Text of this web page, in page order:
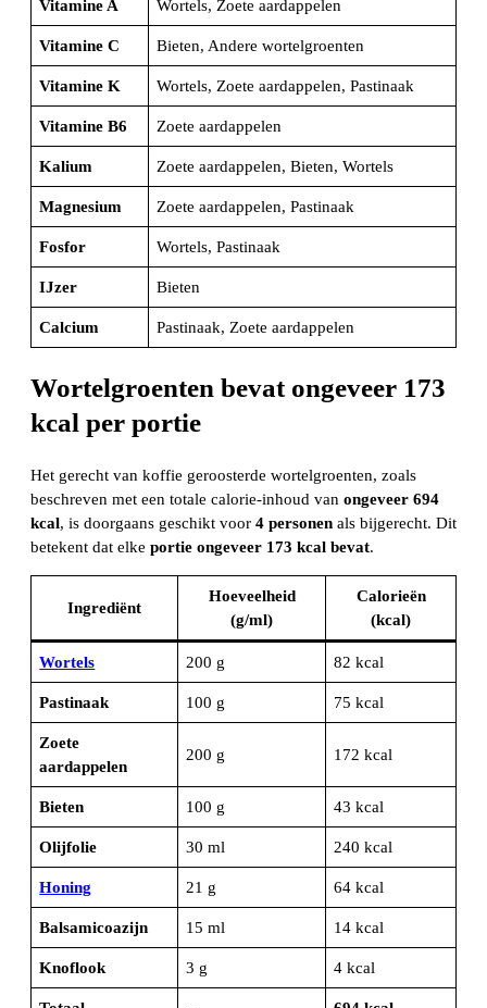
Vitamine A Wortels, Zoete aardappelen
Vitamine C Bieten, Andere wortelgroenten
Vitamine K Wortels, Zoete aardappelen, Pastinaak
Vitamine B6 Zoete aardappelen
Kalium Zoete aardappelen, Bieten, Wortels
Magnesium Zoete aardappelen, Pastinaak
Fosfor Wortels, Pastinaak
IJzer Bieten
Calcium Pastinaak, Zoete aardappelen
Wortelgroenten bevat ongeveer 173
kcal per portie
Het gerecht van koffie geroosterde wortelgroenten, zoals
beschreven met een totale calorie-inhoud van ongeveer 694
kcal, is doorgaans geschikt voor 4 personen als bijgerecht. Dit
betekent dat elke portie ongeveer 173 kcal bevat.
Ingrediënt
Hoeveelheid
(g/ml)
Calorieën
(kcal)
Wortels 200 g 82 kcal
Pastinaak 100 g 75 kcal
Zoete
aardappelen
200 g 172 kcal
Bieten 100 g 43 kcal
Olijfolie 30 ml 240 kcal
Honing 21 g 64 kcal
Balsamicoazijn 15 ml 14 kcal
Knoflook 3 g 4 kcal